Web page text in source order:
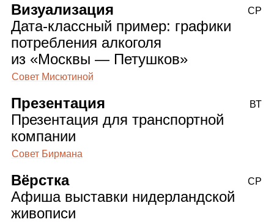
Визуализация
Дата‑классный пример: графики
потребления алкоголя
из «Москвы — Петушков»
Совет Мисютиной
СР
Презентация
Презентация для транспортной
компании
Совет Бирмана
ВТ
Вёрстка
Афиша выставки нидерландской
живописи
СР